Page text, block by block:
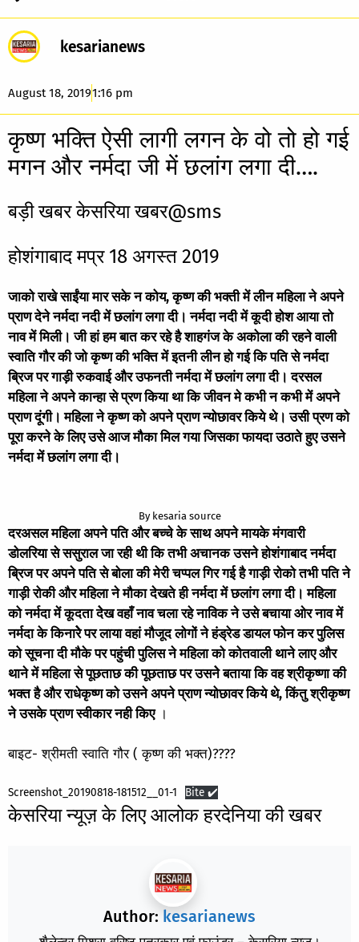
kesarianews
August 18, 20191:16 pm
कृष्ण भक्ति ऐसी लागी लगन के वो तो हो गई
मगन और नर्मदा जी में छलांग लगा दी….
बड़ी खबर केसरिया खबर@sms
होशंगाबाद मप्र 18 अगस्त 2019
जाको राखे साईंया मार सके न कोय, कृष्ण की भक्ती में लीन महिला ने अपने
प्राण देने नर्मदा नदी में छलांग लगा दी। नर्मदा नदी में कूदी होश आया तो
नाव में मिली। जी हां हम बात कर रहे है शाहगंज के अकोला की रहने वाली
स्वाति गौर की जो कृष्ण की भक्ति में इतनी लीन हो गई कि पति से नर्मदा
ब्रिज पर गाड़ी रुकवाई और उफनती नर्मदा में छलांग लगा दी। दरसल
महिला ने अपने कान्हा से प्रण किया था कि जीवन मे कभी न कभी में अपने
प्राण दूंगी। महिला ने कृष्ण को अपने प्राण न्योछावर किये थे। उसी प्रण को
पूरा करने के लिए उसे आज मौका मिल गया जिसका फायदा उठाते हुए उसने
नर्मदा में छलांग लगा दी।
By kesaria source
दरअसल महिला अपने पति और बच्चे के साथ अपने मायके मंगवारी
डोलरिया से ससुराल जा रही थी कि तभी अचानक उसने होशंगाबाद नर्मदा
ब्रिज पर अपने पति से बोला की मेरी चप्पल गिर गई है गाड़ी रोको तभी पति ने
गाड़ी रोकी और महिला ने मौका देखते ही नर्मदा में छलांग लगा दी। महिला
को नर्मदा में कूदता देेख वहाँ नाव चला रहे नाविक ने उसे बचाया ओर नाव में
नर्मदा के किनारेेे पर लाया वहां मौजूद लोगों ने हंड्रेड डायल फोन कर पुलिस
को सूचना दी मौके पर पहुंची पुलिस ने महिला को कोतवाली थाने लाए और
थाने में महिला से पूछताछ की पूछताछ पर उसनेे बताया कि वह श्रीकृष्णा की
भक्त है और राधेकृष्ण को उसने अपने प्राण न्योछावर किये थे, किंतु श्रीकृष्ण
ने उसके प्राण स्वीकार नही किए।
बाइट- श्रीमती स्वाति गौर ( कृष्ण की भक्त)????
Screenshot_20190818-181512__01-1 Bite ✔️
केसरिया न्यूज़ के लिए आलोक हरदेनिया की खबर
Author: kesarianews